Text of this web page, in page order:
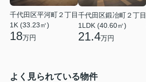
千代田区平河町２丁目
1K (33.23㎡)
18万円
千代田区鍛冶町２丁目
1LDK (40.60㎡)
21.4万円
よく見られている物件